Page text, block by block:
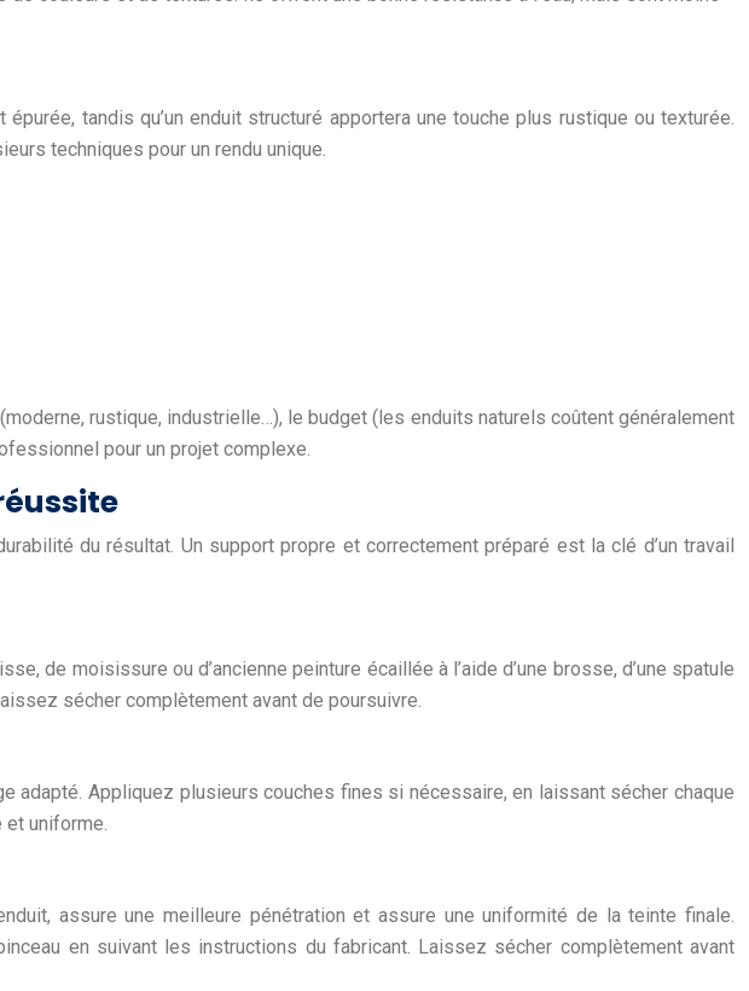
tandis qu’un enduit structuré apportera une touche plus rustique ou texturée.
techniques pour un rendu unique.
rustique, industrielle…), le budget (les enduits naturels coûtent généralement
pour un projet complexe.
du résultat. Un support propre et correctement préparé est la clé d’un travail
de moisissure ou d’ancienne peinture écaillée à l’aide d’une brosse, d’une spatule
sécher complètement avant de poursuivre.
adapté. Appliquez plusieurs couches fines si nécessaire, en laissant sécher chaque
et uniforme.
assure une meilleure pénétration et assure une uniformité de la teinte finale.
en suivant les instructions du fabricant. Laissez sécher complètement avant